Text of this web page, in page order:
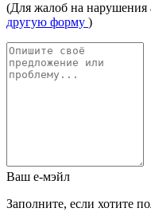
(Для жалоб на нарушения
другую форму )
Ваш е-мэйл
Заполните, если хотите